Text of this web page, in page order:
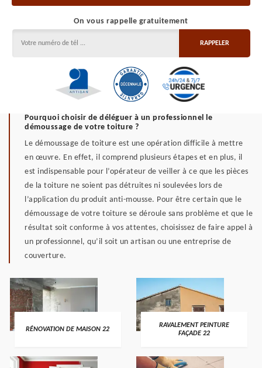
On vous rappelle gratuitement
Pourquoi choisir de déléguer à un professionnel le
démoussage de votre toiture ?
Le démoussage de toiture est une opération difficile à mettre
en œuvre. En effet, il comprend plusieurs étapes et en plus, il
est indispensable pour l’opérateur de veiller à ce que les pièces
de la toiture ne soient pas détruites ni soulevées lors de
l’application du produit anti-mousse. Pour être certain que le
démoussage de votre toiture se déroule sans problème et que le
résultat soit conforme à vos attentes, choisissez de faire appel à
un professionnel, qu’il soit un artisan ou une entreprise de
couverture.
RÉNOVATION DE MAISON 22
RAVALEMENT PEINTURE
FAÇADE 22